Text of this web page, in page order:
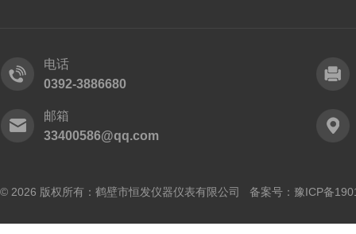
电话
0392-3886680
邮箱
33400586@qq.com
© 2026 版权所有：鹤壁市恒发仪器仪表有限公司 备案号： 豫ICP备